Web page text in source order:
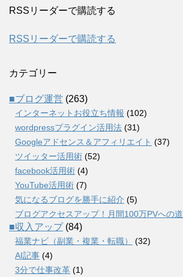
RSSリーダーで購読する
RSSリーダーで購読する
カテゴリー
■ブログ運営 (263)
インターネットお役立ち情報 (102)
wordpressプラグイン活用法 (31)
Googleアドセンス＆アフィリエイト (37)
ツイッター活用術 (52)
facebook活用術 (4)
YouTube活用術 (7)
気になるブログを勝手に紹介 (5)
ブログアクセスアップ！月間100万PVへの道
■収入アップ(84)
福業ナビ（副業・複業・転職）
(32)
AI記事 (4)
3分で仕事改革 (1)